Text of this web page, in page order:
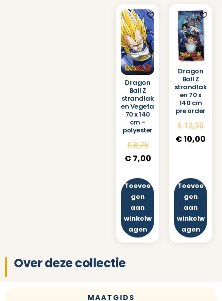
Dragon
Ball Z
strandlak
en Vegeta
70 x 140
cm –
polyester
€8,75
€ 7,00
Toevoe
gen
aan
winkelw
agen
Dragon
Ball Z
strandlak
en 70 x
140 cm
pre order
€12,50
€10,00
Toevoe
gen
aan
winkelw
agen
Over deze collectie
MAATGIDS